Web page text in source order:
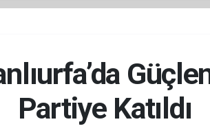
Partiye Katıldı